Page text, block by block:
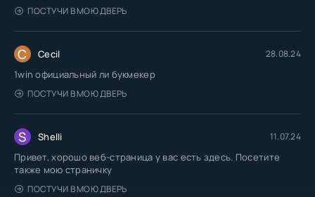
ПОСТУЧИ В МОЮ ДВЕРЬ
C Cecil 28.08.24
1win официальный ли букмекер
ПОСТУЧИ В МОЮ ДВЕРЬ
S Shelli 11.07.24
Привет, хорошо веб-страница у вас есть здесь. Посетите
также мою страничку
ПОСТУЧИ В МОЮ ДВЕРЬ